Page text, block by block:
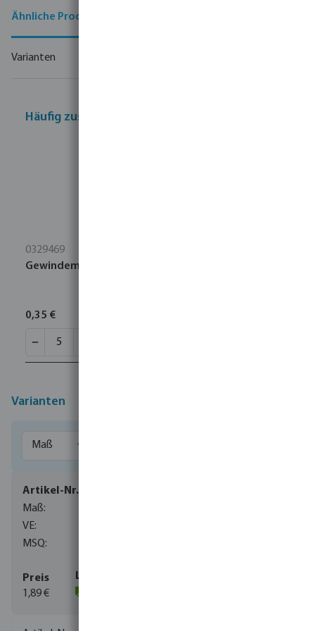
Ähnliche Produkte
Varianten
Häufig zusammen gekauft
0329469
Gewindemuffe Stahl Verzinkt M8
0,35 €
Varianten
1,89 €